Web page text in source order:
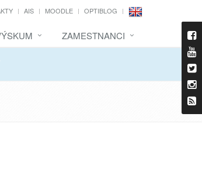
AIS MOODLE OPTIBLOG
ZAMESTNANCI